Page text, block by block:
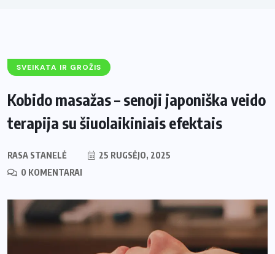
SVEIKATA IR GROŽIS
Kobido masažas – senoji japoniška veido
terapija su šiuolaikiniais efektais
RASA STANELĖ
25 RUGSĖJO, 2025
0 KOMENTARAI